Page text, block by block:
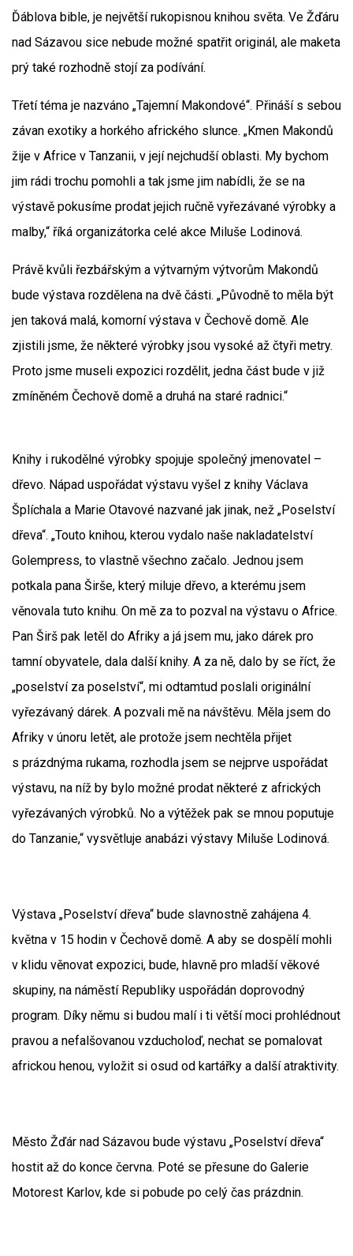
Ďáblova bible, je největší rukopisnou knihou světa. Ve Žďáru
nad Sázavou sice nebude možné spatřit originál, ale maketa
prý také rozhodně stojí za podívání.
Třetí téma je nazváno „Tajemní Makondové“. Přináší s sebou
závan exotiky a horkého afrického slunce. „Kmen Makondů
žije v Africe v Tanzanii, v její nejchudší oblasti. My bychom
jim rádi trochu pomohli a tak jsme jim nabídli, že se na
výstavě pokusíme prodat jejich ručně vyřezávané výrobky a
malby,“ říká organizátorka celé akce Miluše Lodinová.
Právě kvůli řezbářským a výtvarným výtvorům Makondů
bude výstava rozdělena na dvě části. „Původně to měla být
jen taková malá, komorní výstava v Čechově domě. Ale
zjistili jsme, že některé výrobky jsou vysoké až čtyři metry.
Proto jsme museli expozici rozdělit, jedna část bude v již
zmíněném Čechově domě a druhá na staré radnici.“
Knihy i rukodělné výrobky spojuje společný jmenovatel –
dřevo. Nápad uspořádat výstavu vyšel z knihy Václava
Šplíchala a Marie Otavové nazvané jak jinak, než „Poselství
dřeva“. „Touto knihou, kterou vydalo naše nakladatelství
Golempress, to vlastně všechno začalo. Jednou jsem
potkala pana Širše, který miluje dřevo, a kterému jsem
věnovala tuto knihu. On mě za to pozval na výstavu o Africe.
Pan Širš pak letěl do Afriky a já jsem mu, jako dárek pro
tamní obyvatele, dala další knihy. A za ně, dalo by se říct, že
„poselství za poselství“, mi odtamtud poslali originální
vyřezávaný dárek. A pozvali mě na návštěvu. Měla jsem do
Afriky v únoru letět, ale protože jsem nechtěla přijet
s prázdnýma rukama, rozhodla jsem se nejprve uspořádat
výstavu, na níž by bylo možné prodat některé z afrických
vyřezávaných výrobků. No a výtěžek pak se mnou poputuje
do Tanzanie,“ vysvětluje anabázi výstavy Miluše Lodinová.
Výstava „Poselství dřeva“ bude slavnostně zahájena 4.
května v 15 hodin v Čechově domě. A aby se dospělí mohli
v klidu věnovat expozici, bude, hlavně pro mladší věkové
skupiny, na náměstí Republiky uspořádán doprovodný
program. Díky němu si budou malí i ti větší moci prohlédnout
pravou a nefalšovanou vzducholoď, nechat se pomalovat
africkou henou, vyložit si osud od kartářky a další atraktivity.
Město Žďár nad Sázavou bude výstavu „Poselství dřeva“
hostit až do konce června. Poté se přesune do Galerie
Motorest Karlov, kde si pobude po celý čas prázdnin.